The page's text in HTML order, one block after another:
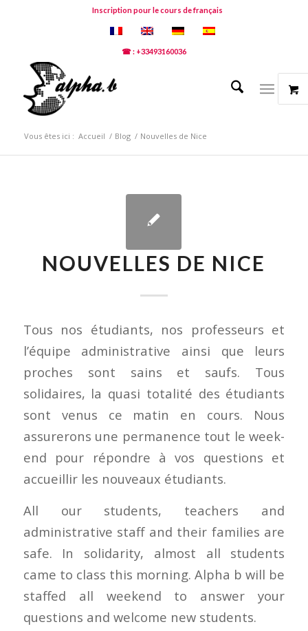
Inscription pour le cours de français
☎ : +33493160036
Vous êtes ici : Accueil / Blog / Nouvelles de Nice
NOUVELLES DE NICE
Tous nos étudiants, nos professeurs et
l’équipe administrative ainsi que leurs
proches sont sains et saufs. Tous
solidaires, la quasi totalité des étudiants
sont venus ce matin en cours. Nous
assurerons une permanence tout le week-
end pour répondre à vos questions et
accueillir les nouveaux étudiants.
All our students, teachers and
administrative staff and their families are
safe. In solidarity, almost all students
came to class this morning. Alpha b will be
staffed all weekend to answer your
questions and welcome new students.